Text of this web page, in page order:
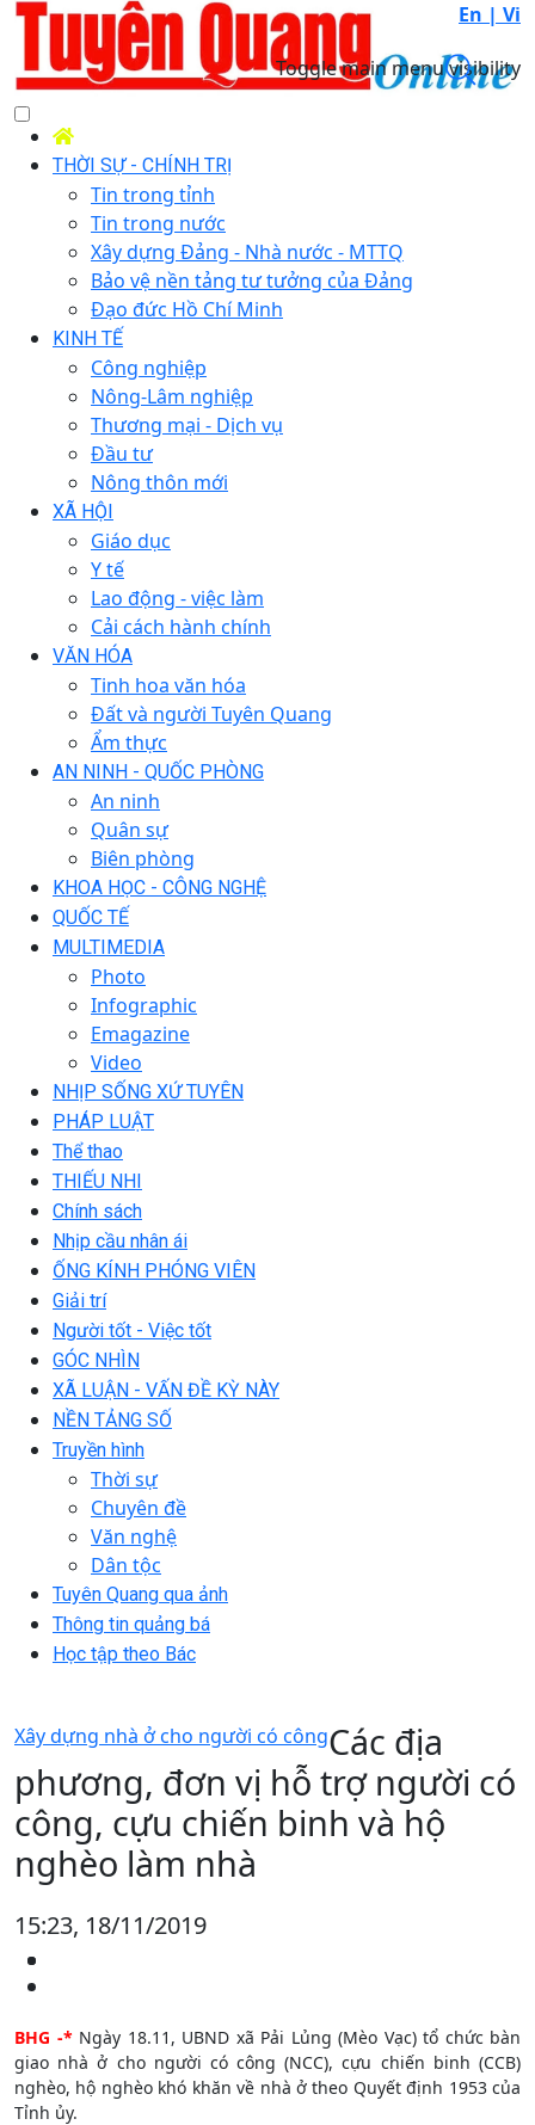
En | Vi
Toggle main menu visibility
THỜI SỰ - CHÍNH TRỊ
Tin trong tỉnh
Tin trong nước
Xây dựng Đảng - Nhà nước - MTTQ
Bảo vệ nền tảng tư tưởng của Đảng
Đạo đức Hồ Chí Minh
KINH TẾ
Công nghiệp
Nông-Lâm nghiệp
Thương mại - Dịch vụ
Đầu tư
Nông thôn mới
XÃ HỘI
Giáo dục
Y tế
Lao động - việc làm
Cải cách hành chính
VĂN HÓA
Tinh hoa văn hóa
Đất và người Tuyên Quang
Ẩm thực
AN NINH - QUỐC PHÒNG
An ninh
Quân sự
Biên phòng
KHOA HỌC - CÔNG NGHỆ
QUỐC TẾ
MULTIMEDIA
Photo
Infographic
Emagazine
Video
NHỊP SỐNG XỨ TUYÊN
PHÁP LUẬT
Thể thao
THIẾU NHI
Chính sách
Nhịp cầu nhân ái
ỐNG KÍNH PHÓNG VIÊN
Giải trí
Người tốt - Việc tốt
GÓC NHÌN
XÃ LUẬN - VẤN ĐỀ KỲ NÀY
NỀN TẢNG SỐ
Truyền hình
Thời sự
Chuyên đề
Văn nghệ
Dân tộc
Tuyên Quang qua ảnh
Thông tin quảng bá
Học tập theo Bác
Xây dựng nhà ở cho người có côngCác địa
phương, đơn vị hỗ trợ người có
công, cựu chiến binh và hộ
nghèo làm nhà
15:23, 18/11/2019
BHG -* Ngày 18.11, UBND xã Pải Lủng (Mèo Vạc) tổ chức bàn
giao nhà ở cho người có công (NCC), cựu chiến binh (CCB)
nghèo, hộ nghèo khó khăn về nhà ở theo Quyết định 1953 của
Tỉnh ủy.